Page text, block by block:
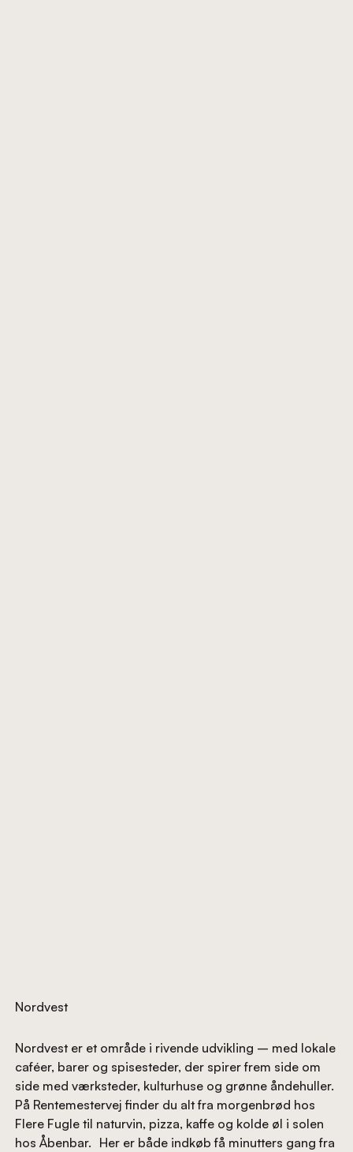
Nordvest
Nordvest er et område i rivende udvikling – med lokale
caféer, barer og spisesteder, der spirer frem side om
side med værksteder, kulturhuse og grønne åndehuller.
På Rentemestervej finder du alt fra morgenbrød hos
Flere Fugle til naturvin, pizza, kaffe og kolde øl i solen
hos Åbenbar. Her er både indkøb få minutters gang fra